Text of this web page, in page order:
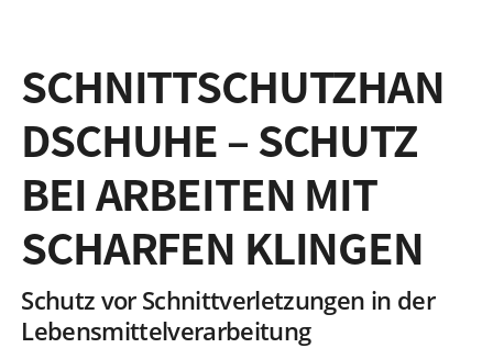
SCHNITTSCHUTZHAN
DSCHUHE – SCHUTZ
BEI ARBEITEN MIT
SCHARFEN KLINGEN
Schutz vor Schnittverletzungen in der
Lebensmittelverarbeitung